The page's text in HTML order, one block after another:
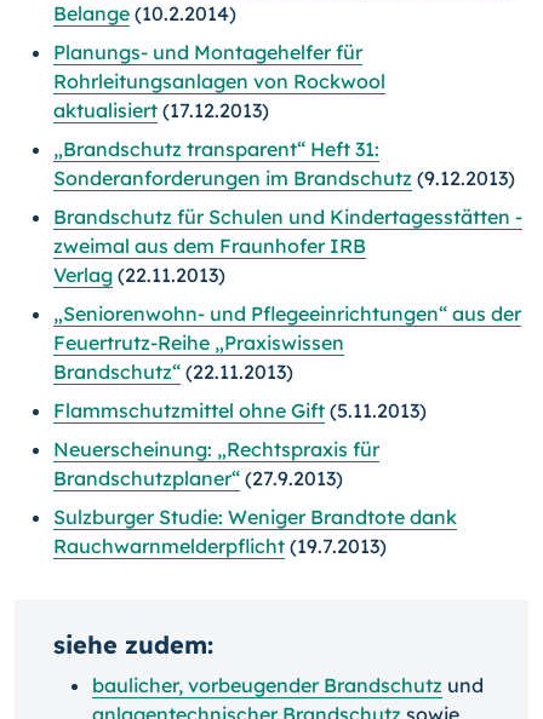
Belange (10.2.2014)
Planungs- und Montagehelfer für
Rohrleitungsanlagen von Rockwool
aktualisiert (17.12.2013)
„Brandschutz transparent“ Heft 31:
Sonderanforderungen im Brandschutz (9.12.2013)
Brandschutz für Schulen und Kindertagesstätten -
zweimal aus dem Fraunhofer IRB
Verlag (22.11.2013)
„Seniorenwohn- und Pflegeeinrichtungen“ aus der
Feuertrutz-Reihe „Praxiswissen
Brandschutz“ (22.11.2013)
Flammschutzmittel ohne Gift (5.11.2013)
Neuerscheinung: „Rechtspraxis für
Brandschutzplaner“ (27.9.2013)
Sulzburger Studie: Weniger Brandtote dank
Rauchwarnmelderpflicht (19.7.2013)
siehe zudem:
baulicher, vorbeugender Brandschutz und